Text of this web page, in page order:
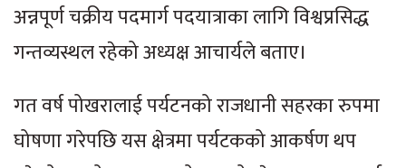
अन्नपूर्ण चक्रीय पदमार्ग पदयात्राका लागि विश्वप्रसिद्ध
गन्तव्यस्थल रहेको अध्यक्ष आचार्यले बताए।
गत वर्ष पोखरालाई पर्यटनको राजधानी सहरका रुपमा
घोषणा गरेपछि यस क्षेत्रमा पर्यटकको आकर्षण थप